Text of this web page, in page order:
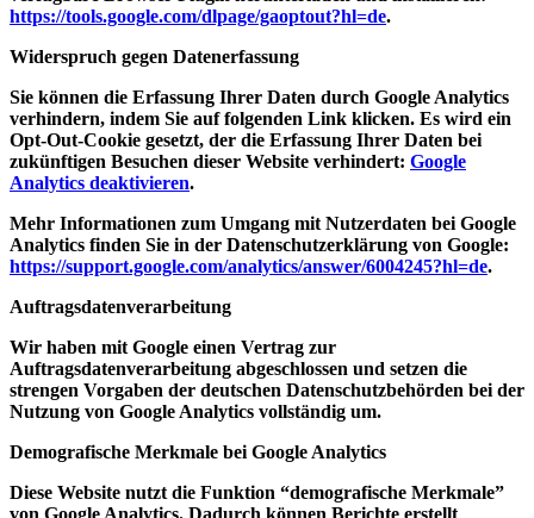
https://tools.google.com/dlpage/gaoptout?hl=de.
Widerspruch gegen Datenerfassung
Sie können die Erfassung Ihrer Daten durch Google Analytics
verhindern, indem Sie auf folgenden Link klicken. Es wird ein
Opt-Out-Cookie gesetzt, der die Erfassung Ihrer Daten bei
zukünftigen Besuchen dieser Website verhindert: Google
Analytics deaktivieren.
Mehr Informationen zum Umgang mit Nutzerdaten bei Google
Analytics finden Sie in der Datenschutzerklärung von Google:
https://support.google.com/analytics/answer/6004245?hl=de.
Auftragsdatenverarbeitung
Wir haben mit Google einen Vertrag zur
Auftragsdatenverarbeitung abgeschlossen und setzen die
strengen Vorgaben der deutschen Datenschutzbehörden bei der
Nutzung von Google Analytics vollständig um.
Demografische Merkmale bei Google Analytics
Diese Website nutzt die Funktion “demografische Merkmale”